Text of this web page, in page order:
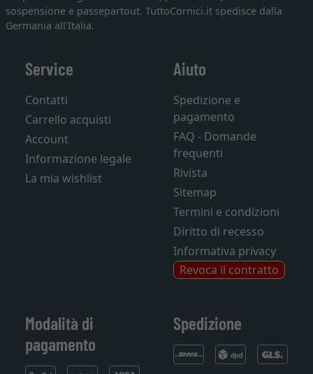
sospensione e passepartout. TuttoCornici.it spedisce dalla
Germania all'Italia.
Service
Contatti
Carrello acquisti
Account
Informazione legale
La mia wishlist
Aiuto
Spedizione e
pagamento
FAQ - Domande
frequenti
Rivista
Sitemap
Termini e condizioni
Diritto di recesso
Informativa privacy
Revoca il contratto
Modalità di
pagamento
Spedizione